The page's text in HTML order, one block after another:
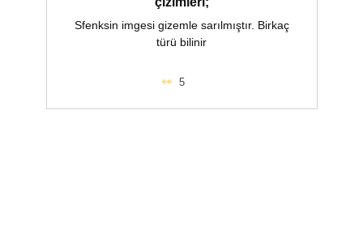
Sfenksin imgesi gizemle sarılmıştır. Birkaç
türü bilinir
5